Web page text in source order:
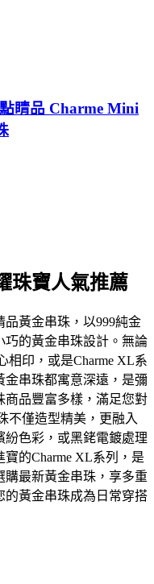
睛品 Charme Mini
珠寶人氣推薦
黃金串珠，以999純金
巧的黃金串珠設計。無論
相印，或是Charme XL系
金串珠都寓意深遠，是彌
商品豐富多樣，滿足您對
不僅造型精美，更融入
色彩，或黑銠電鍍處理
的Charme XL系列，是
購最新黃金串珠，享多重
的黃金串珠成為日常穿搭